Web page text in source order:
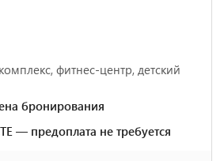
фитнес-центр, детский
бронирования
— предоплата не требуется